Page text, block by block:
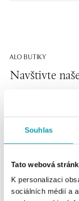
Souhlas
Tato webová
K personalizaci
sociálních médií a
ALO BUTIKY
Navštivte